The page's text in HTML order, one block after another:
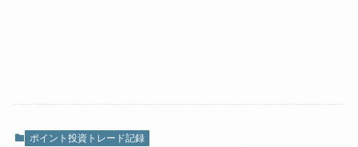
ポイント投資トレード記録